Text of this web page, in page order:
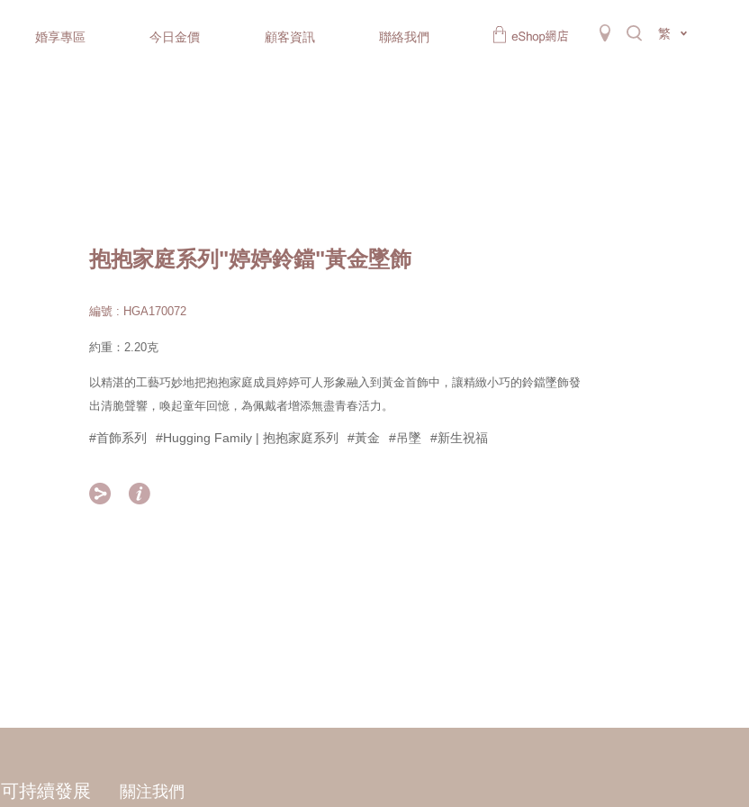
婚享專區 今日金價 顧客資訊 聯絡我們 繁
抱抱家庭系列"婷婷鈴鐺"黃金墜飾
編號 : HGA170072
約重：2.20克
以精湛的工藝巧妙地把抱抱家庭成員婷婷可人形象融入到黃金首飾中，讓精緻小巧的鈴鐺墜飾發
出清脆聲響，喚起童年回憶，為佩戴者增添無盡青春活力。
#首飾系列 #Hugging Family | 抱抱家庭系列 #黃金 #吊墜 #新生祝福
 
可持續發展 關注我們